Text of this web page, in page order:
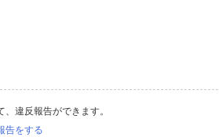
違反報告ができます。
告をする